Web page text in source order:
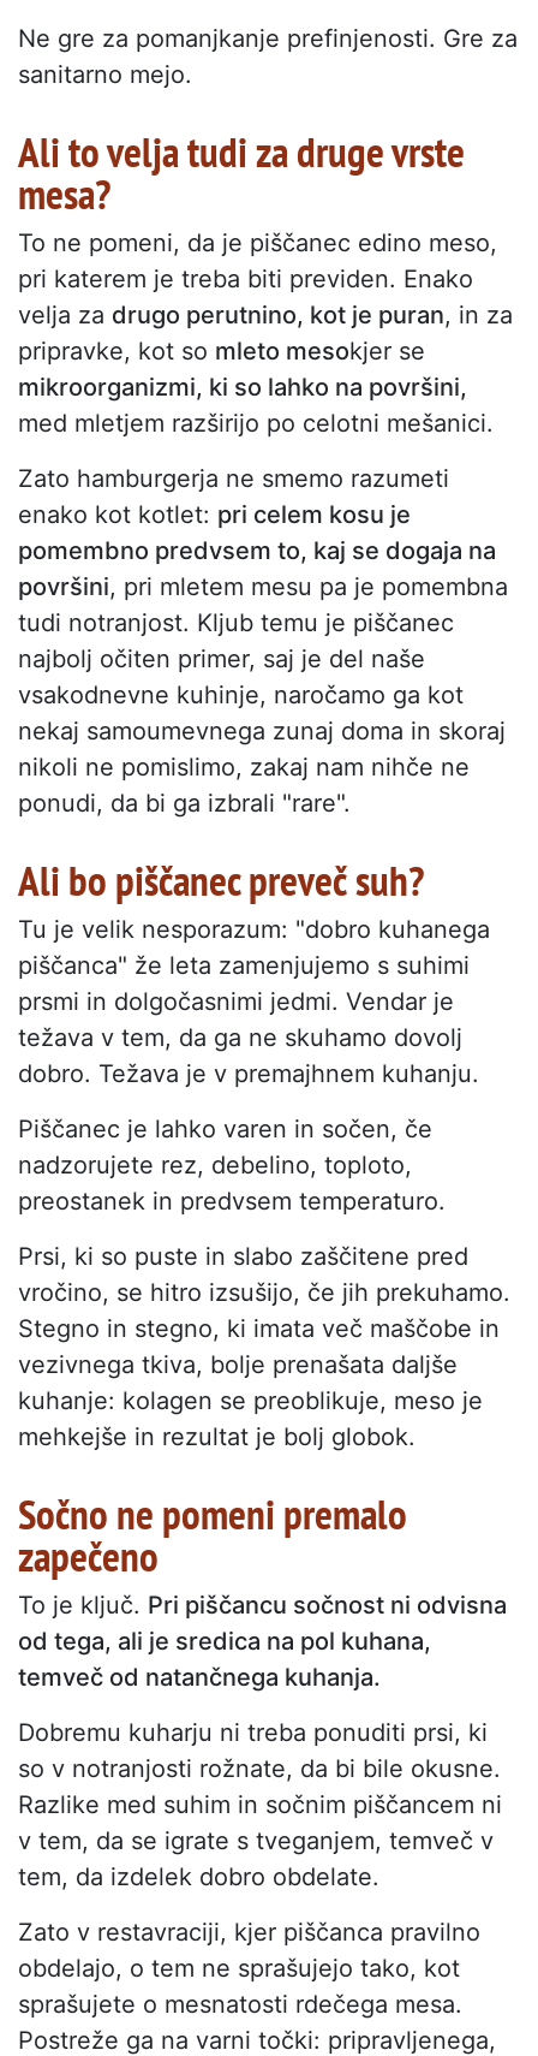
Ne gre za pomanjkanje prefinjenosti. Gre za
sanitarno mejo.
Ali to velja tudi za druge vrste
mesa?
To ne pomeni, da je piščanec edino meso,
pri katerem je treba biti previden. Enako
velja za drugo perutnino, kot je puran, in za
pripravke, kot so mleto mesokjer se
mikroorganizmi, ki so lahko na površini,
med mletjem razširijo po celotni mešanici.
Zato hamburgerja ne smemo razumeti
enako kot kotlet: pri celem kosu je
pomembno predvsem to, kaj se dogaja na
površini, pri mletem mesu pa je pomembna
tudi notranjost. Kljub temu je piščanec
najbolj očiten primer, saj je del naše
vsakodnevne kuhinje, naročamo ga kot
nekaj samoumevnega zunaj doma in skoraj
nikoli ne pomislimo, zakaj nam nihče ne
ponudi, da bi ga izbrali "rare".
Ali bo piščanec preveč suh?
Tu je velik nesporazum: "dobro kuhanega
piščanca" že leta zamenjujemo s suhimi
prsmi in dolgočasnimi jedmi. Vendar je
težava v tem, da ga ne skuhamo dovolj
dobro. Težava je v premajhnem kuhanju.
Piščanec je lahko varen in sočen, če
nadzorujete rez, debelino, toploto,
preostanek in predvsem temperaturo.
Prsi, ki so puste in slabo zaščitene pred
vročino, se hitro izsušijo, če jih prekuhamo.
Stegno in stegno, ki imata več maščobe in
vezivnega tkiva, bolje prenašata daljše
kuhanje: kolagen se preoblikuje, meso je
mehkejše in rezultat je bolj globok.
Sočno ne pomeni premalo
zapečeno
To je ključ. Pri piščancu sočnost ni odvisna
od tega, ali je sredica na pol kuhana,
temveč od natančnega kuhanja.
Dobremu kuharju ni treba ponuditi prsi, ki
so v notranjosti rožnate, da bi bile okusne.
Razlike med suhim in sočnim piščancem ni
v tem, da se igrate s tveganjem, temveč v
tem, da izdelek dobro obdelate.
Zato v restavraciji, kjer piščanca pravilno
obdelajo, o tem ne sprašujejo tako, kot
sprašujete o mesnatosti rdečega mesa.
Postreže ga na varni točki: pripravljenega,